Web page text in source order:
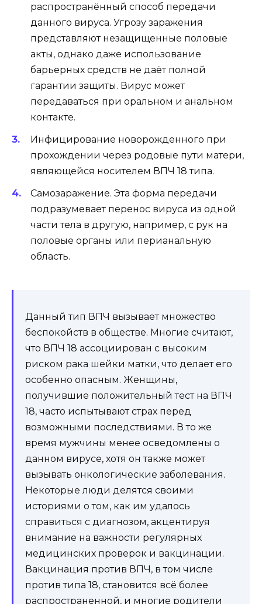
распространённый способ передачи
данного вируса. Угрозу заражения
представляют незащищенные половые
акты, однако даже использование
барьерных средств не даёт полной
гарантии защиты. Вирус может
передаваться при оральном и анальном
контакте.
Инфицирование новорожденного при
прохождении через родовые пути матери,
являющейся носителем ВПЧ 18 типа.
Самозаражение. Эта форма передачи
подразумевает перенос вируса из одной
части тела в другую, например, с рук на
половые органы или перианальную
область.
Данный тип ВПЧ вызывает множество
беспокойств в обществе. Многие считают,
что ВПЧ 18 ассоциирован с высоким
риском рака шейки матки, что делает его
особенно опасным. Женщины,
получившие положительный тест на ВПЧ
18, часто испытывают страх перед
возможными последствиями. В то же
время мужчины менее осведомлены о
данном вирусе, хотя он также может
вызывать онкологические заболевания.
Некоторые люди делятся своими
историями о том, как им удалось
справиться с диагнозом, акцентируя
внимание на важности регулярных
медицинских проверок и вакцинации.
Вакцинация против ВПЧ, в том числе
против типа 18, становится всё более
распространенной, и многие родители